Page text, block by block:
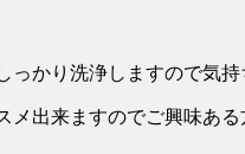
っかり洗浄しますので気
メ出来ますのでご興味あ